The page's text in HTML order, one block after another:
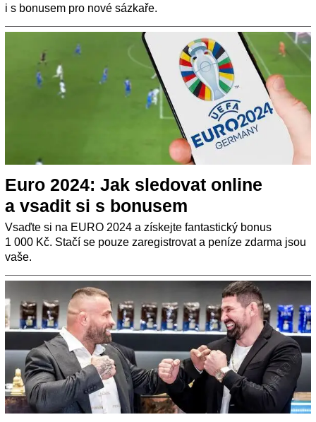
i s bonusem pro nové sázkaře.
Euro 2024: Jak sledovat online
a vsadit si s bonusem
Vsaďte si na EURO 2024 a získejte fantastický bonus
1 000 Kč. Stačí se pouze zaregistrovat a peníze zdarma jsou
vaše.